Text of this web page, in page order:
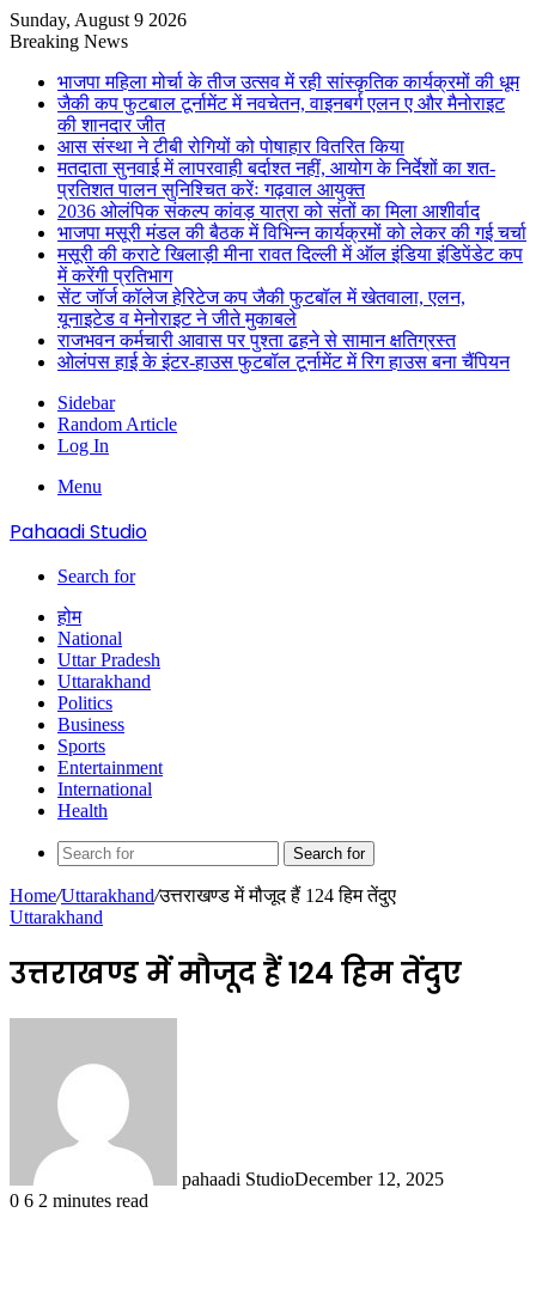
Sunday, August 9 2026
Breaking News
भाजपा महिला मोर्चा के तीज उत्सव में रही सांस्कृतिक कार्यक्रमों की धूम
जैकी कप फुटबाल टूर्नामेंट में नवचेतन, वाइनबर्ग एलन ए और मैनोराइट
की शानदार जीत
आस संस्था ने टीबी रोगियों को पोषाहार वितरित किया
मतदाता सुनवाई में लापरवाही बर्दाश्त नहीं, आयोग के निर्देशों का शत-
प्रतिशत पालन सुनिश्चित करेंः गढ़वाल आयुक्त
2036 ओलंपिक संकल्प कांवड़ यात्रा को संतों का मिला आशीर्वाद
भाजपा मसूरी मंडल की बैठक में विभिन्न कार्यक्रमों को लेकर की गई चर्चा
मसूरी की कराटे खिलाड़ी मीना रावत दिल्ली में ऑल इंडिया इंडिपेंडेट कप
में करेंगी प्रतिभाग
सेंट जॉर्ज कॉलेज हेरिटेज कप जैकी फुटबॉल में खेतवाला, एलन,
यूनाइटेड व मेनोराइट ने जीते मुकाबले
राजभवन कर्मचारी आवास पर पुश्ता ढहने से सामान क्षतिग्रस्त
ओलंपस हाई के इंटर-हाउस फुटबॉल टूर्नामेंट में रिग हाउस बना चैंपियन
Sidebar
Random Article
Log In
Menu
Pahaadi Studio
Search for
होम
National
Uttar Pradesh
Uttarakhand
Politics
Business
Sports
Entertainment
International
Health
Search for
Home/Uttarakhand/उत्तराखण्ड में मौजूद हैं 124 हिम तेंदुए
Uttarakhand
उत्तराखण्ड में मौजूद हैं 124 हिम तेंदुए
pahaadi StudioDecember 12, 2025
0 6 2 minutes read